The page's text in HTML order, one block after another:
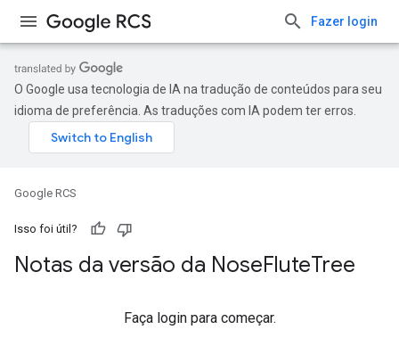
Fazer login
O Google usa tecnologia de IA na tradução de conteúdos para seu
idioma de preferência. As traduções com IA podem ter erros.
Google RCS
Isso foi útil?
Notas da versão da NoseFluteTree
Faça login para começar.